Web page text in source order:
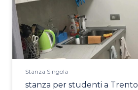
Stanza Singola
stanza per studenti a Trento